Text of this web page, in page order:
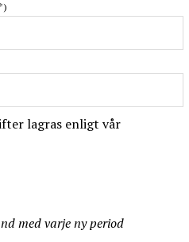
lagras enligt vår
med varje ny period